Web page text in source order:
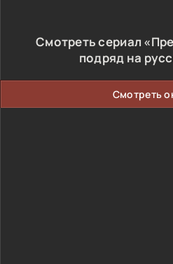
Смотреть сериал
подряд на
Смотреть